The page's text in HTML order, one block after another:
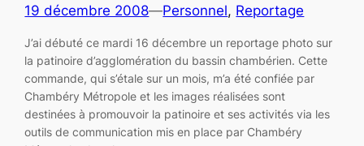
19 décembre 2008—Personnel, Reportage
J’ai débuté ce mardi 16 décembre un reportage photo sur
la patinoire d’agglomération du bassin chambérien. Cette
commande, qui s’étale sur un mois, m’a été confiée par
Chambéry Métropole et les images réalisées sont
destinées à promouvoir la patinoire et ses activités via les
outils de communication mis en place par Chambéry